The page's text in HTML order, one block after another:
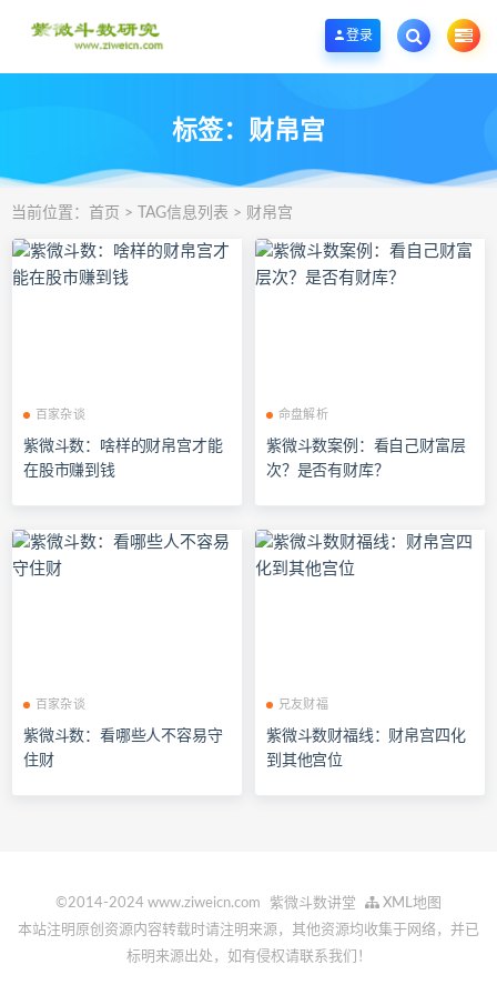
欢迎您光临紫微斗数学堂，一个优质的紫微斗数研究学习基地。
登录
标签：财帛宫
当前位置： 首页 > TAG信息列表 > 财帛宫
百家杂谈
紫微斗数：啥样的财帛宫才能
在股市赚到钱
命盘解析
紫微斗数案例：看自己财富层
次？是否有财库？
百家杂谈
紫微斗数：看哪些人不容易守
住财
兄友财福
紫微斗数财福线：财帛宫四化
到其他宫位
©2014-2024 www.ziweicn.com 紫微斗数讲堂
XML地图
本站注明原创资源内容转载时请注明来源，其他资源均收集于网络，并已
标明来源出处，如有侵权请联系我们！